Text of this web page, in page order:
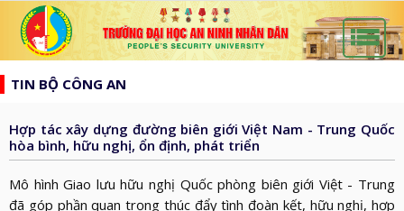
list
search
CHỦ
GIỚI
THIỆU
TỚI
TẠP
TIN BỘ CÔNG AN
Hợp tác xây dựng đường biên giới Việt Nam - Trung Quốc
hòa bình, hữu nghị, ổn định, phát triển
Mô hình Giao lưu hữu nghị Quốc phòng biên giới Việt - Trung
đã góp phần quan trọng thúc đẩy tình đoàn kết, hữu nghị, hợp